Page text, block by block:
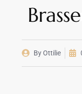
ByOttilie